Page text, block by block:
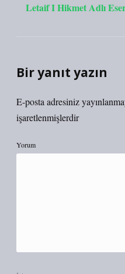
Letaif I Hikmet Adlı
Bir yanıt yazın
E-posta adresiniz
işaretlenmişlerdir
Yorum